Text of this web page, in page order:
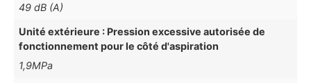
49 dB (A)
Unité extérieure : Pression excessive autorisée de
fonctionnement pour le côté d'aspiration
1,9MPa